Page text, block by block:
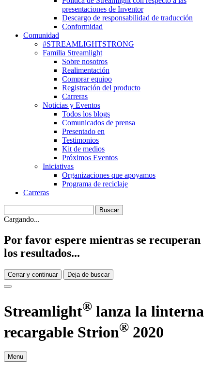
presentaciones de Inventor
Descargo de responsabilidad de traducción
Conformidad
Comunidad
#STREAMLIGHTSTRONG
Familia Streamlight
Sobre nosotros
Realimentación
Comprar equipo
Registración del producto
Carreras
Noticias y Eventos
Todos los blogs
Comunicados de prensa
Presentado en
Testimonios
Kit de medios
Próximos Eventos
Iniciativas
Organizaciones que apoyamos
Programa de reciclaje
Carreras
Cargando...
Por favor espere mientras se recuperan
los resultados...
Cerrar y continuar Deja de buscar
Streamlight® lanza la linterna
recargable Strion® 2020
Menu